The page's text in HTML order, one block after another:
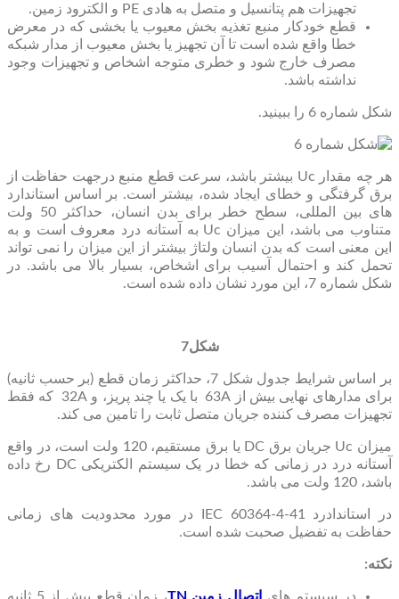
تجهیزات هم پتانسیل و متصل به هادی PE و الکترود زمین.
قطع خودکار منبع تغذیه بخش معیوب یا بخشی که در معرض
خطا واقع شده است تا آن تجهیز یا بخش معیوب از مدار شبکه
مصرف خارج شود و خطری متوجه اشخاص و تجهیزات وجود
نداشته باشد.
شکل شماره 6 را ببینید.
هر چه مقدار Uc بیشتر باشد، سرعت قطع منبع درجهت حفاظت از
برق گرفتگی و خطای ایجاد شده، بیشتر است. بر اساس استاندارد
های بین المللی، سطح خطر برای بدن انسان، حداکثر 50 ولت
متناوب می باشد، این میزان Uc به آستانه درد معروف است و به
این معنی است که بدن انسان ولتاژ بیشتر از این میزان را نمی تواند
تحمل کند و احتمال آسیب برای اشخاص، بسیار بالا می باشد. در
شکل شماره 7، این مورد نشان داده شده است.
شکل7
بر اساس شرایط جدول شکل 7، حداکثر زمان قطع (بر حسب ثانیه)
برای مدارهای نهایی بیش از 63A با یک یا چند پریز، و 32A که فقط
تجهیزات مصرف کننده جریان متصل ثابت را تامین می کند.
میزان Uc جریان برق DC یا برق مستقیم، 120 ولت است، در واقع
آستانه درد در زمانی که خطا در یک سیستم الکتریکی DC رخ داده
باشد، 120 ولت می باشد.
در استاندادرد IEC 60364-4-41 در مورد محدودیت های زمانی
حفاظت به تفضیل صحبت شده است.
نکته:
در سیستم های اتصال زمین TN ، زمان قطع بیش از 5 ثانیه